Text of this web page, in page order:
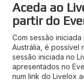
Aceda ao
partir do
Com sessão
Austrália, é possível
sessão iniciada no
apresentados no
num link do Livelox